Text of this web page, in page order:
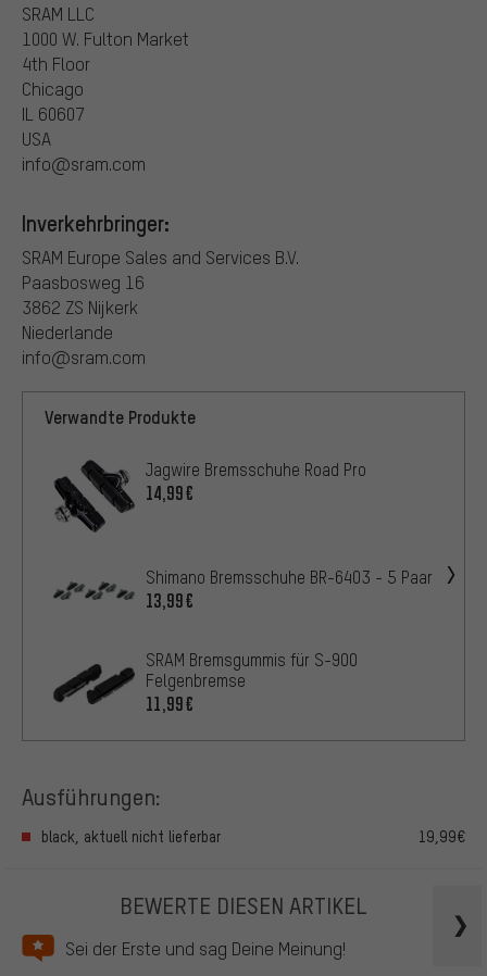
SRAM LLC
1000 W. Fulton Market
4th Floor
Chicago
IL 60607
USA
info@sram.com
Inverkehrbringer:
SRAM Europe Sales and Services B.V.
Paasbosweg 16
3862 ZS Nijkerk
Niederlande
info@sram.com
Verwandte Produkte
Jagwire Bremsschuhe Road Pro
14,99€
Shimano Bremsschuhe BR-6403 - 5 Paar
13,99€
SRAM Bremsgummis für S-900
Felgenbremse
11,99€
Ausführungen:
black, aktuell nicht lieferbar 19,99€
BEWERTE DIESEN ARTIKEL
Sei der Erste und sag Deine Meinung!